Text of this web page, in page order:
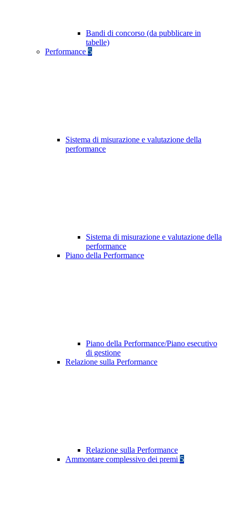
Bandi di concorso (da pubblicare in
tabelle)
Performance 5
Sistema di misurazione e valutazione della
performance
Sistema di misurazione e valutazione della
performance
Piano della Performance
Piano della Performance/Piano esecutivo
di gestione
Relazione sulla Performance
Relazione sulla Performance
Ammontare complessivo dei premi 5